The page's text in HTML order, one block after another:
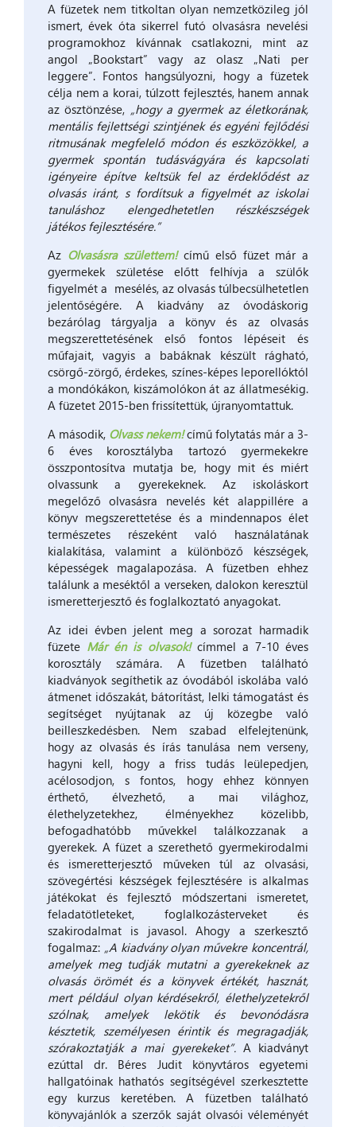
A füzetek nem titkoltan olyan nemzetközileg jól
ismert, évek óta sikerrel futó olvasásra nevelési
programokhoz kívánnak csatlakozni, mint az
angol „Bookstart” vagy az olasz „Nati per
leggere”. Fontos hangsúlyozni, hogy a füzetek
célja nem a korai, túlzott fejlesztés, hanem annak
az ösztönzése, „hogy a gyermek az életkorának,
mentális fejlettségi szintjének és egyéni fejlődési
ritmusának megfelelő módon és eszközökkel, a
gyermek spontán tudásvágyára és kapcsolati
igényeire építve keltsük fel az érdeklődést az
olvasás iránt, s fordítsuk a figyelmét az iskolai
tanuláshoz elengedhetetlen részkészségek
játékos fejlesztésére.”
Az Olvasásra születtem! című első füzet már a
gyermekek születése előtt felhívja a szülők
figyelmét a mesélés, az olvasás túlbecsülhetetlen
jelentőségére. A kiadvány az óvodáskorig
bezárólag tárgyalja a könyv és az olvasás
megszerettetésének első fontos lépéseit és
műfajait, vagyis a babáknak készült rágható,
csörgő-zörgő, érdekes, színes-képes leporellóktól
a mondókákon, kiszámolókon át az állatmesékig.
A füzetet 2015-ben frissítettük, újranyomtattuk.
A második, Olvass nekem! című folytatás már a 3-
6 éves korosztályba tartozó gyermekekre
összpontosítva mutatja be, hogy mit és miért
olvassunk a gyerekeknek. Az iskoláskort
megelőző olvasásra nevelés két alappillére a
könyv megszerettetése és a mindennapos élet
természetes részeként való használatának
kialakítása, valamint a különböző készségek,
képességek magalapozása. A füzetben ehhez
találunk a meséktől a verseken, dalokon keresztül
ismeretterjesztő és foglalkoztató anyagokat.
Az idei évben jelent meg a sorozat harmadik
füzete Már én is olvasok! címmel a 7-10 éves
korosztály számára. A füzetben található
kiadványok segíthetik az óvodából iskolába való
átmenet időszakát, bátorítást, lelki támogatást és
segítséget nyújtanak az új közegbe való
beilleszkedésben. Nem szabad elfelejtenünk,
hogy az olvasás és írás tanulása nem verseny,
hagyni kell, hogy a friss tudás leülepedjen,
acélosodjon, s fontos, hogy ehhez könnyen
érthető, élvezhető, a mai világhoz,
élethelyzetekhez, élményekhez közelibb,
befogadhatóbb művekkel találkozzanak a
gyerekek. A füzet a szerethető gyermekirodalmi
és ismeretterjesztő műveken túl az olvasási,
szövegértési készségek fejlesztésére is alkalmas
játékokat és fejlesztő módszertani ismeretet,
feladatötleteket, foglalkozásterveket és
szakirodalmat is javasol. Ahogy a szerkesztő
fogalmaz: „A kiadvány olyan művekre koncentrál,
amelyek meg tudják mutatni a gyerekeknek az
olvasás örömét és a könyvek értékét, hasznát,
mert például olyan kérdésekről, élethelyzetekről
szólnak, amelyek lekötik és bevonódásra
késztetik, személyesen érintik és megragadják,
szórakoztatják a mai gyerekeket”.A kiadványt
ezúttal dr. Béres Judit könyvtáros egyetemi
hallgatóinak hathatós segítségével szerkesztette
egy kurzus keretében. A füzetben található
könyvajánlók a szerzők saját olvasói véleményét